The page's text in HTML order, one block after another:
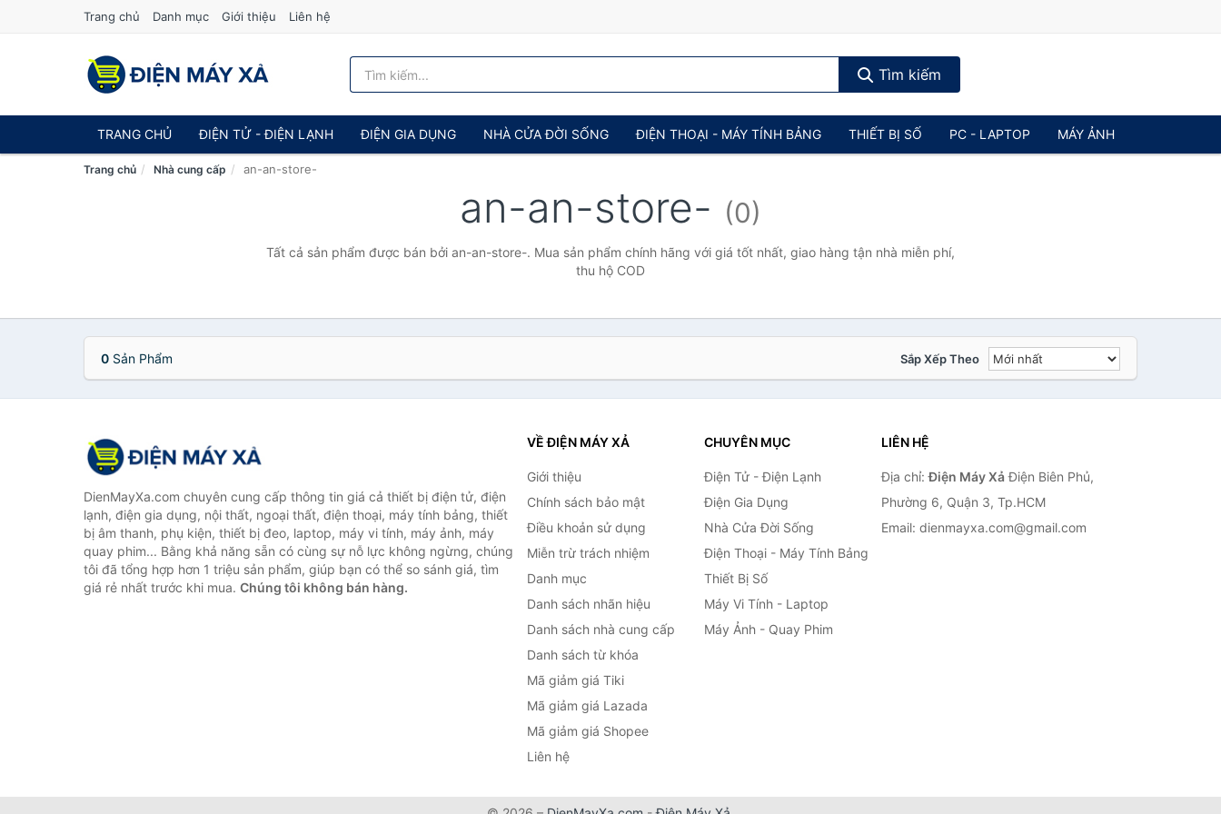
Trang chủ Danh mục Giới thiệu Liên hệ
Tìm kiếm
TRANG CHỦ ĐIỆN TỬ - ĐIỆN LẠNH ĐIỆN GIA DỤNG NHÀ CỬA ĐỜI SỐNG ĐIỆN THOẠI - MÁY TÍNH BẢNG THIẾT BỊ SỐ PC - LAPTOP MÁY ẢNH
Trang chủ Nhà cung cấp an-an-store-
an-an-store- (0)
Tất cả sản phẩm được bán bởi an-an-store-. Mua sản phẩm chính hãng với giá tốt nhất, giao hàng tận nhà miễn phí,
thu hộ COD
0 Sản Phẩm Sắp Xếp Theo
DienMayXa.com chuyên cung cấp thông tin giá cả thiết bị điện tử, điện
lạnh, điện gia dụng, nội thất, ngoại thất, điện thoại, máy tính bảng, thiết
bị âm thanh, phụ kiện, thiết bị đeo, laptop, máy vi tính, máy ảnh, máy
quay phim... Bằng khả năng sẵn có cùng sự nỗ lực không ngừng, chúng
tôi đã tổng hợp hơn 1 triệu sản phẩm, giúp bạn có thể so sánh giá, tìm
giá rẻ nhất trước khi mua. Chúng tôi không bán hàng.
VỀ ĐIỆN MÁY XẢ
Giới thiệu
Chính sách bảo mật
Điều khoản sử dụng
Miễn trừ trách nhiệm
Danh mục
Danh sách nhãn hiệu
Danh sách nhà cung cấp
Danh sách từ khóa
Mã giảm giá Tiki
Mã giảm giá Lazada
Mã giảm giá Shopee
Liên hệ
CHUYÊN MỤC
Điện Tử - Điện Lạnh
Điện Gia Dụng
Nhà Cửa Đời Sống
Điện Thoại - Máy Tính Bảng
Thiết Bị Số
Máy Vi Tính - Laptop
Máy Ảnh - Quay Phim
LIÊN HỆ
Địa chỉ:Điện Máy XảĐiện Biên Phủ,
Phường 6, Quận 3, Tp.HCM
Email: dienmayxa.com@gmail.com